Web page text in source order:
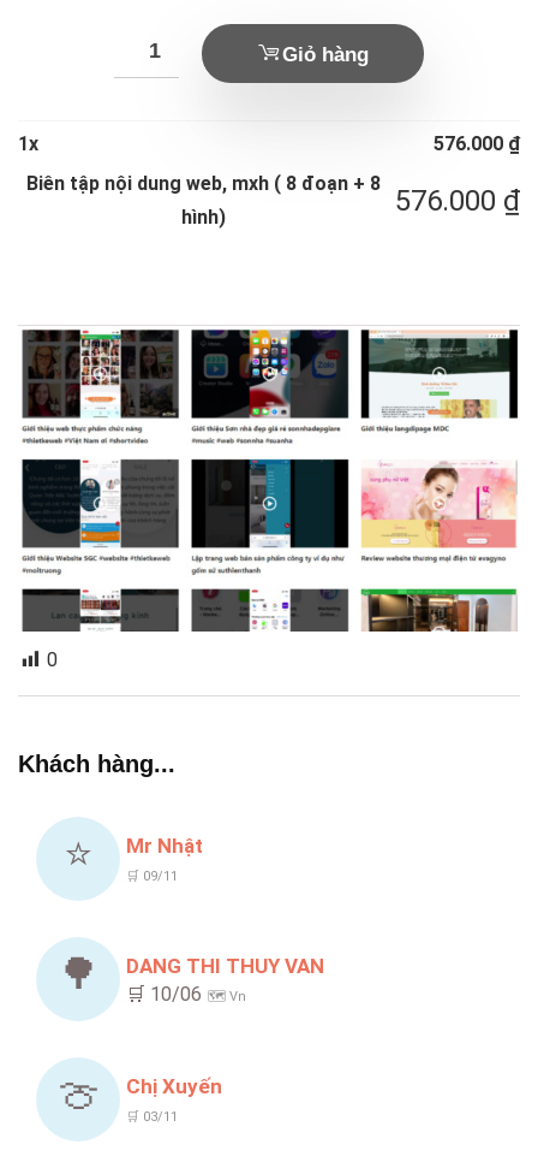
Giỏ hàng
1x 576.000 ₫
Biên tập nội dung web, mxh ( 8 đoạn + 8
hình)
576.000 ₫
0
Khách hàng...
⭐ Mr Nhật
🛒 09/11
🌳 DANG THI THUY VAN
🛒 10/06 🗺️ Vn
🍈 Chị Xuyến
🛒 03/11